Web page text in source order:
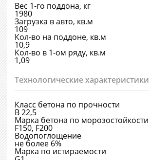
Вес 1-го поддона, кг
1980
Загрузка в авто, кв.м
109
Кол-во на поддоне, кв.м
10,9
Кол-во в 1-ом ряду, кв.м
1,09
Технологические характеристики
Класс бетона по прочности
В 22,5
Марка бетона по морозостойкости
F150, F200
Водопоглощение
не более 6%
Марка по истираемости